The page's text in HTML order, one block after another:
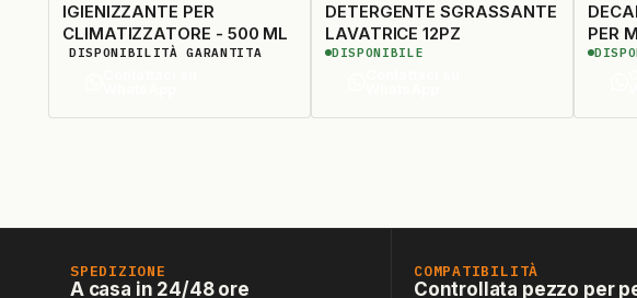
IGIENIZZANTE PER
CLIMATIZZATORE - 500 ML
DISPONIBILITÀ GARANTITA
DETERGENTE SGRASSANTE
LAVATRICE 12PZ
DISPONIBILE
SPEDIZIONE
A casa in 24/48 ore
COMPATIBILITÀ
Controllata pezzo per